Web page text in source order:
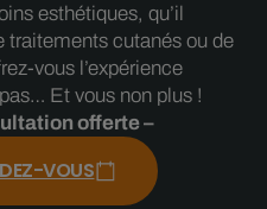
esthétiques, qu’il
traitements cutanés ou de
vous l’expérience
Et vous non plus !
offerte –
VOUS